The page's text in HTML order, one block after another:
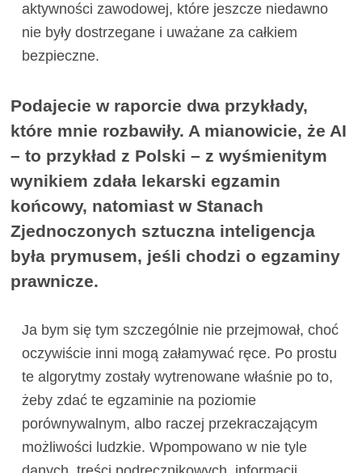
aktywności zawodowej, które jeszcze niedawno
nie były dostrzegane i uważane za całkiem
bezpieczne.
Podajecie w raporcie dwa przykłady,
które mnie rozbawiły. A mianowicie, że AI
– to przykład z Polski – z wyśmienitym
wynikiem zdała lekarski egzamin
końcowy, natomiast w Stanach
Zjednoczonych sztuczna inteligencja
była prymusem, jeśli chodzi o egzaminy
prawnicze.
Ja bym się tym szczególnie nie przejmował, choć
oczywiście inni mogą załamywać ręce. Po prostu
te algorytmy zostały wytrenowane właśnie po to,
żeby zdać te egzaminie na poziomie
porównywalnym, albo raczej przekraczającym
możliwości ludzkie. Wpompowano w nie tyle